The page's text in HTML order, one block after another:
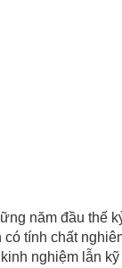
năm đầu thế
tính chất
nghiệm lẫn kỹ